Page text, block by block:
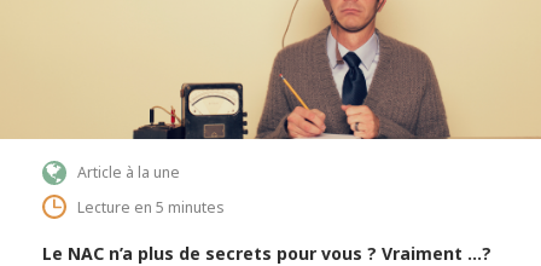
Le NAC n’a plus de secrets pour vous ? Vraiment …?
Article à la une
Lecture en 5 minutes